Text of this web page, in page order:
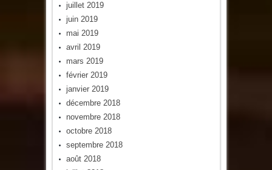
juillet 2019
juin 2019
mai 2019
avril 2019
mars 2019
février 2019
janvier 2019
décembre 2018
novembre 2018
octobre 2018
septembre 2018
août 2018